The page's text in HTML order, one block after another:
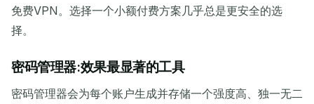
免费VPN。选择一个小额付费方案几乎总是更安全的选
择。
密码管理器:效果最显著的工具
密码管理器会为每个账户生成并存储一个强度高、独一无二